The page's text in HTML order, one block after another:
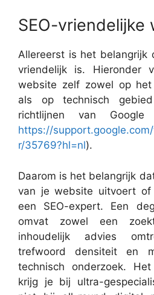
SEO-vriendelijke
Allereerst is het belangrijk
vriendelijk is. Hieronder
website zelf zowel op
als op technisch
richtlijnen van
https://
r/35769?hl=nl).
Daarom is het belangrijk
van je website uitvoert
een SEO-expert. Een
omvat zowel een
inhoudelijk advies
trefwoord densiteit en
technisch onderzoek.
krijg je bij ultra-